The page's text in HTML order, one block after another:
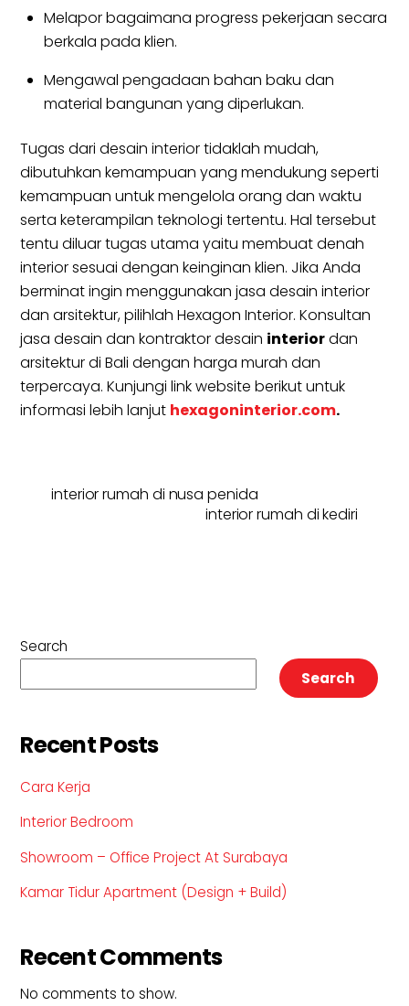
Melapor bagaimana progress pekerjaan secara
berkala pada klien.
Mengawal pengadaan bahan baku dan
material bangunan yang diperlukan.
Tugas dari desain interior tidaklah mudah,
dibutuhkan kemampuan yang mendukung seperti
kemampuan untuk mengelola orang dan waktu
serta keterampilan teknologi tertentu. Hal tersebut
tentu diluar tugas utama yaitu membuat denah
interior sesuai dengan keinginan klien. Jika Anda
berminat ingin menggunakan jasa desain interior
dan arsitektur, pilihlah Hexagon Interior. Konsultan
jasa desain dan kontraktor desain interiordan
arsitektur di Bali dengan harga murah dan
terpercaya. Kunjungi link website berikut untuk
informasi lebih lanjut hexagoninterior.com.
interior rumah di nusa penida
interior rumah di kediri
Search
Search
Recent Posts
Cara Kerja
Interior Bedroom
Showroom – Office Project At Surabaya
Kamar Tidur Apartment (Design + Build)
Recent Comments
No comments to show.